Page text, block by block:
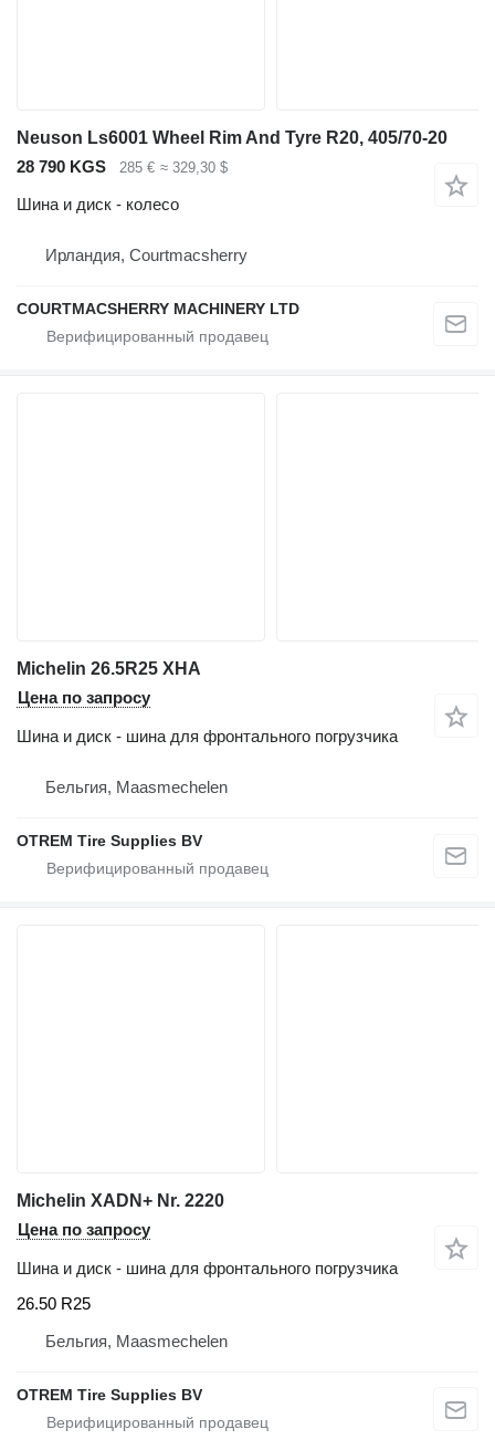
Neuson Ls6001 Wheel Rim And Tyre R20, 405/70-20
28 790 KGS
285 € ≈ 329,30 $
Шина и диск - колесо
Ирландия, Courtmacsherry
COURTMACSHERRY MACHINERY LTD
Michelin 26.5R25 XHA
Цена по запросу
Шина и диск - шина для фронтального погрузчика
Бельгия, Maasmechelen
OTREM Tire Supplies BV
Michelin XADN+ Nr. 2220
Цена по запросу
Шина и диск - шина для фронтального погрузчика
26.50 R25
Бельгия, Maasmechelen
OTREM Tire Supplies BV